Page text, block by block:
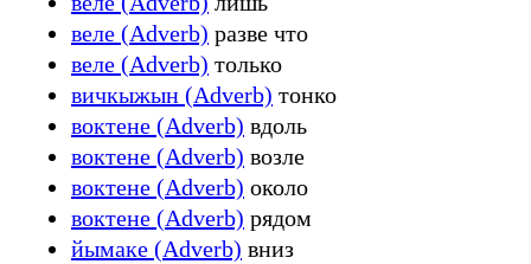
веле (Adverb) разве что
веле (Adverb) только
вичкыжын (Adverb) тонко
воктене (Adverb) вдоль
воктене (Adverb) возле
воктене (Adverb) около
воктене (Adverb) рядом
йымаке (Adverb) вниз